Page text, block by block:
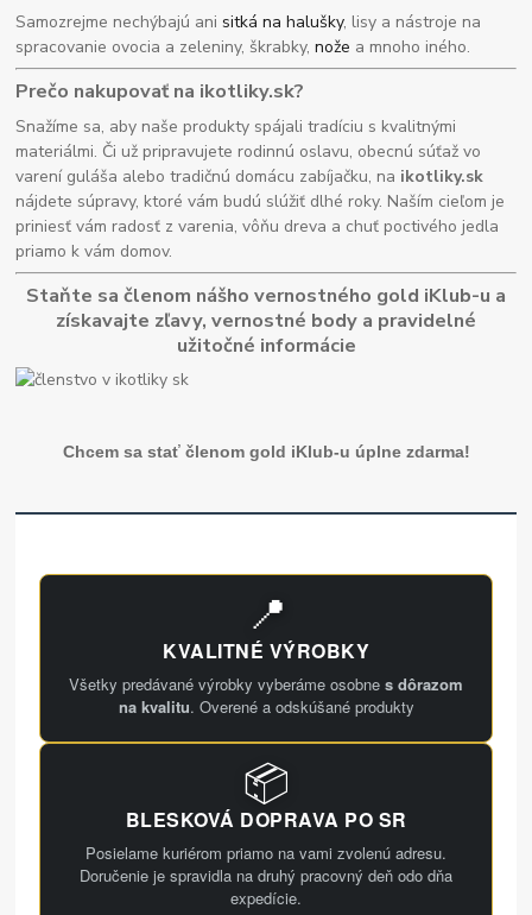
Samozrejme nechýbajú anisitká na halušky, lisy a nástroje na
spracovanie ovocia a zeleniny, škrabky,nože a mnoho iného.
Prečo nakupovať na ikotliky.sk?
Snažíme sa, aby naše produkty spájali tradíciu s kvalitnými
materiálmi. Či už pripravujete rodinnú oslavu, obecnú súťaž vo
varení guláša alebo tradičnú domácu zabíjačku, na ikotliky.sk
nájdete súpravy, ktoré vám budú slúžiť dlhé roky. Naším cieľom je
priniesť vám radosť z varenia, vôňu dreva a chuť poctivého jedla
priamo k vám domov.
Staňte sa členom nášho vernostného gold iKlub-u a
získavajte zľavy, vernostné body a pravidelné
užitočné informácie
Chcem sa stať členom gold iKlub-u úplne zdarma!
📍
KVALITNÉ VÝROBKY
Všetky predávané výrobky vyberáme osobne s dôrazom
na kvalitu. Overené a odskúšané produkty
📦
BLESKOVÁ DOPRAVA PO SR
Posielame kuriérom priamo na vami zvolenú adresu.
Doručenie je spravidla na druhý pracovný deň odo dňa
expedície.